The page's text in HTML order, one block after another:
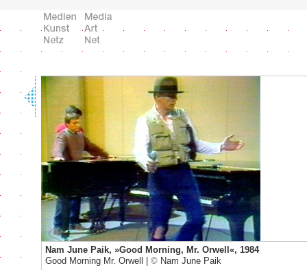
Nam June Paik, »Good Morning, Mr. Orwell«, 1984
Good Morning Mr. Orwell | © Nam June Paik